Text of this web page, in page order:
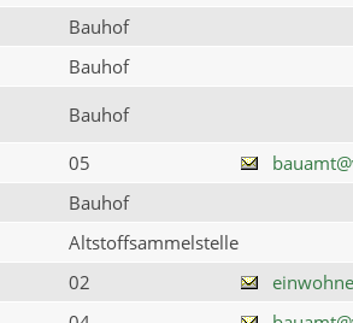
Bauhof
Bauhof
Bauhof
05
Bauhof
Altstoffsammelstelle
02